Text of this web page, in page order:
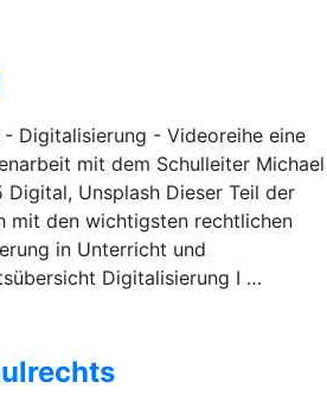
Digitalisierung - Videoreihe eine
mit dem Schulleiter Michael
Digital, Unsplash Dieser Teil der
mit den wichtigsten rechtlichen
in Unterricht und
Digitalisierung I …